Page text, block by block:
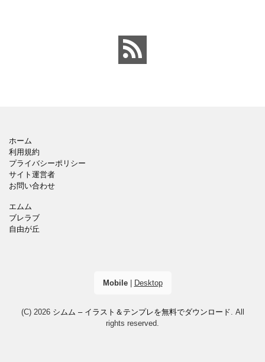
トにおすすめします。 ダ
ウンロードしてテキス
ホーム
利用規約
プライバシーポリシー
サイト運営者
お問い合わせ
エムム
ブレラブ
自由が丘
Mobile| Desktop
(C) 2026 シムム – イラスト＆テンプレを無料でダウンロード . All
rights reserved.